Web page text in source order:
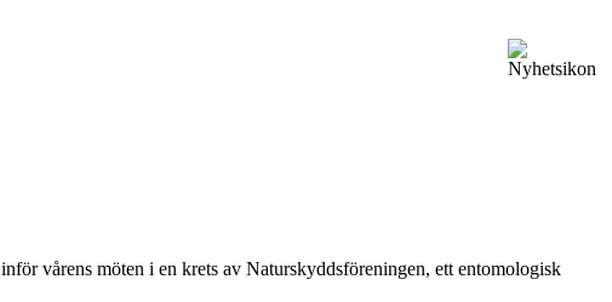
vårens möten i en krets av Naturskyddsföreningen, ett entomologisk